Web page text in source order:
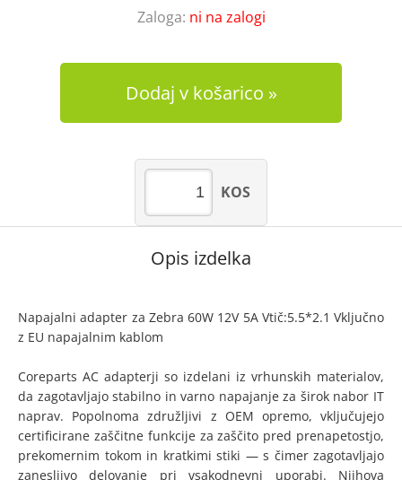
Zaloga: ni na zalogi
Dodaj v košarico
KOS
Opis izdelka
Napajalni adapter za Zebra 60W 12V 5A Vtič:5.5*2.1 Vključno
z EU napajalnim kablom
Coreparts AC adapterji so izdelani iz vrhunskih materialov,
da zagotavljajo stabilno in varno napajanje za širok nabor IT
naprav. Popolnoma združljivi z OEM opremo, vključujejo
certificirane zaščitne funkcije za zaščito pred prenapetostjo,
prekomernim tokom in kratkimi stiki — s čimer zagotavljajo
zanesljivo delovanje pri vsakodnevni uporabi. Njihova